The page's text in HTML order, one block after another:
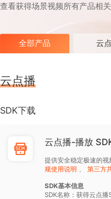
查看获得场景视频所有产品相
全部产品 云
云点播
SDK下载
云点播-播放
提供安全稳定极速的
规使用说明
第三方
SDK基本信息
SDK名称：获得云点播